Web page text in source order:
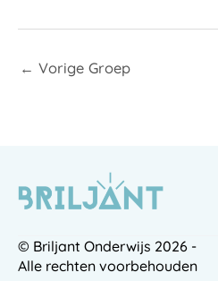
← Vorige Groep
© Briljant Onderwijs 2026 -
Alle rechten voorbehouden